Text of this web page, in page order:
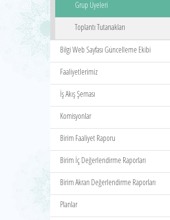
Grup Üyeleri
Toplantı Tutanakları
Bilgi Web Sayfası Güncelleme Ekibi
Faaliyetlerimiz
İş Akış Şeması
Komisyonlar
Birim Faaliyet Raporu
Birim İç Değerlendirme Raporları
Birim Akran Değerlendirme Raporları
Planlar